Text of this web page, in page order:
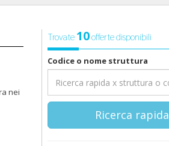
nei
Trovate10offerte disponibili
Codice o nome struttura
Ricerca rapida